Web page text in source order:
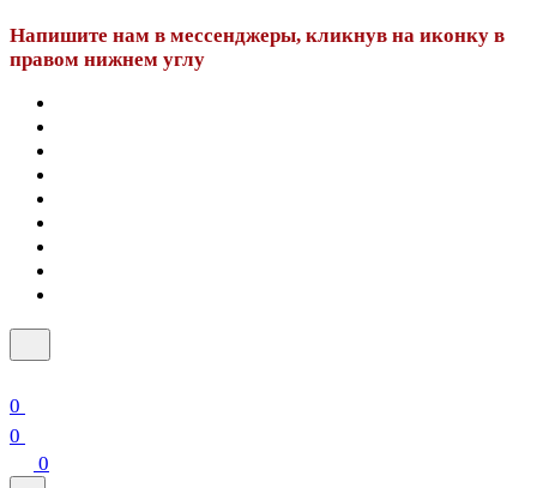
Напишите нам в мессенджеры, кликнув на иконку в
правом нижнем углу
0
0
0